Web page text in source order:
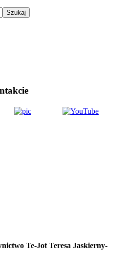
Te-Jot Teresa Jaskierny-